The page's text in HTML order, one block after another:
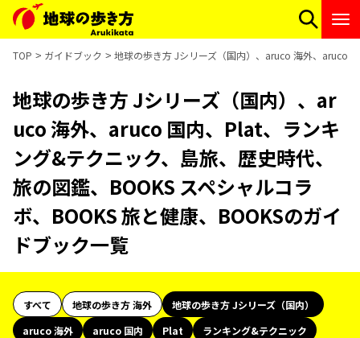
TOP ガイドブック 地球の歩き方 Jシリーズ（国内）、aruco 海外、aruco
地球の歩き方 Jシリーズ（国内）、ar
uco 海外、aruco 国内、Plat、ランキ
ング&テクニック、島旅、歴史時代、
旅の図鑑、BOOKS スペシャルコラ
ボ、BOOKS 旅と健康、BOOKSのガイ
ドブック一覧
すべて 地球の歩き方 海外
地球の歩き方 Jシリーズ（国内）
aruco 海外
aruco 国内 Plat
ランキング&テクニック